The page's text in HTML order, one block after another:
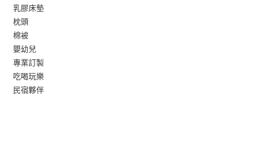
乳膠床墊
枕頭
棉被
嬰幼兒
專業訂製
吃喝玩樂
民宿夥伴